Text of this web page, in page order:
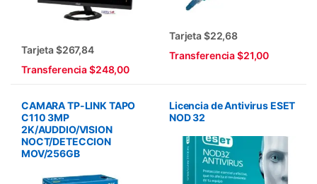
Tarjeta $267,84
Transferencia $248,00
Tarjeta $22,68
Transferencia $21,00
CAMARA TP-LINK TAPO
C110 3MP
2K/AUDDIO/VISION
NOCT/DETECCION
MOV/256GB
Licencia de Antivirus ESET
NOD 32